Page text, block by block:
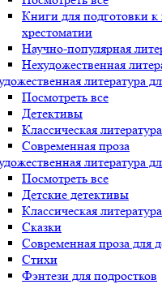
Книги для подготовки
хрестоматии
Научно-популярная
Нехудожественная
литература
Посмотреть все
Детективы
Классическая литература
Современная проза
литература
Посмотреть все
Детские детективы
Классическая
Сказки
Современная проза для
Стихи
Фэнтези для подростков